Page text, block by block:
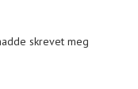
skrevet meg